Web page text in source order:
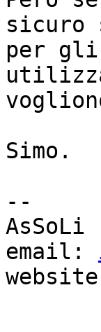
sicuro
per gli
Simo.
--
email: